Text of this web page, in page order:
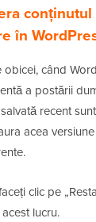
în
obicei, când
a postării
recent
acea
clic pe
lucru.